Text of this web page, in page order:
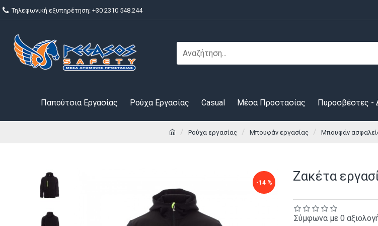
Τηλεφωνική εξυπηρέτηση: +30 2310 548.244
Παπούτσια Εργασίας Ρούχα Εργασίας Casual Μέσα Προστασίας Πυροσβέστες -
Ρούχα εργασίας Μπουφάν εργασίας Μπουφάν
-14 % Ζακέτα
Σύμφωνα με 0